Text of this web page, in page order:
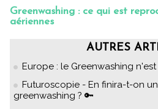
Greenwashing : ce qui est
aériennes
AUTRES
Europe : le Greenwashing
Futuroscopie - En finira-t-on
greenwashing ? 🔑